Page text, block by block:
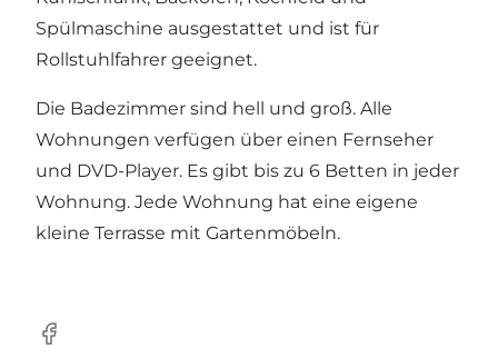
Spülmaschine ausgestattet und ist für
Rollstuhlfahrer geeignet.
Die Badezimmer sind hell und groß. Alle
Wohnungen verfügen über einen Fernseher
und DVD-Player. Es gibt bis zu 6 Betten in jeder
Wohnung. Jede Wohnung hat eine eigene
kleine Terrasse mit Gartenmöbeln.
Facebook